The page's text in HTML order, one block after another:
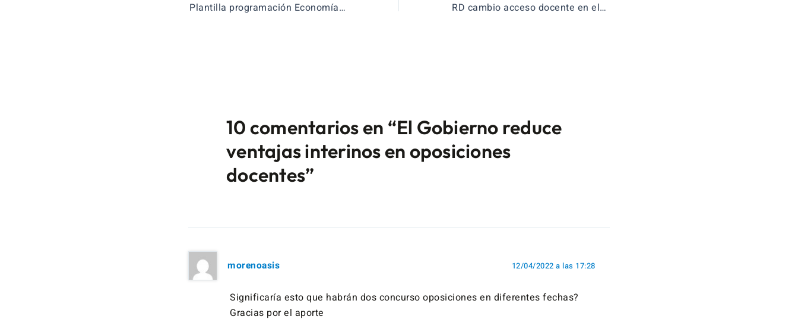
Plantilla programación Economía LOMLOE (RD 243/2022) RD cambio acceso docente en el BOE
10 comentarios en “El Gobierno reduce
ventajas interinos en oposiciones
docentes”
morenoasis 12/04/2022 a las 17:28
Significaría esto que habrán dos concurso oposiciones en diferentes fechas?
Gracias por el aporte